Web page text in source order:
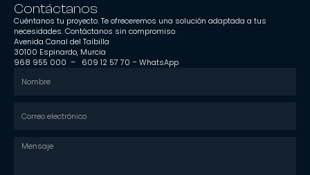
Contáctanos
Cuéntanos tu proyecto. Te ofreceremos una solución adaptada a tus
necesidades. Contáctanos sin compromiso.
Avenida Canal del Taibilla
30100 Espinardo, Murcia
968 955 000 – 609 12 57 70 –WhatsApp